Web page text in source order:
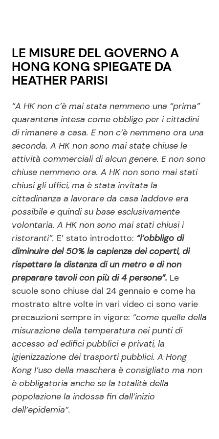
LE MISURE DEL GOVERNO A
HONG KONG SPIEGATE DA
HEATHER PARISI
“A HK non c’è mai stata nemmeno una “prima”
quarantena intesa come obbligo per i cittadini
di rimanere a casa. E non c’è nemmeno ora una
seconda. A HK non sono mai state chiuse le
attività commerciali di alcun genere. E non sono
chiuse nemmeno ora. A HK non sono mai stati
chiusi gli uffici, ma è stata invitata la
cittadinanza a lavorare da casa laddove era
possibile e quindi su base esclusivamente
volontaria. A HK non sono mai stati chiusi i
ristoranti”. E’ stato introdotto: “l’obbligo di
diminuire del 50% la capienza dei coperti, di
rispettare la distanza di un metro e di non
preparare tavoli con più di 4 persone”. Le
scuole sono chiuse dal 24 gennaio e come ha
mostrato altre volte in vari video ci sono varie
precauzioni sempre in vigore: “come quelle della
misurazione della temperatura nei punti di
accesso ad edifici pubblici e privati, la
igienizzazione dei trasporti pubblici. A Hong
Kong l’uso della maschera è consigliato ma non
è obbligatoria anche se la totalità della
popolazione la indossa fin dall’inizio
dell’epidemia”.